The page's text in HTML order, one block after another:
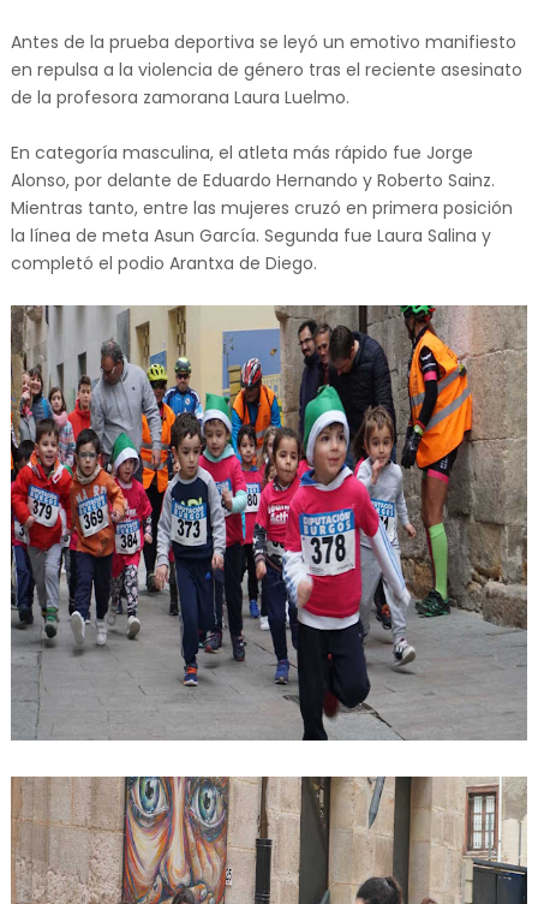
Antes de la prueba deportiva se leyó un emotivo manifiesto
en repulsa a la violencia de género tras el reciente asesinato
de la profesora zamorana Laura Luelmo.
En categoría masculina, el atleta más rápido fue Jorge
Alonso, por delante de Eduardo Hernando y Roberto Sainz.
Mientras tanto, entre las mujeres cruzó en primera posición
la línea de meta Asun García. Segunda fue Laura Salina y
completó el podio Arantxa de Diego.